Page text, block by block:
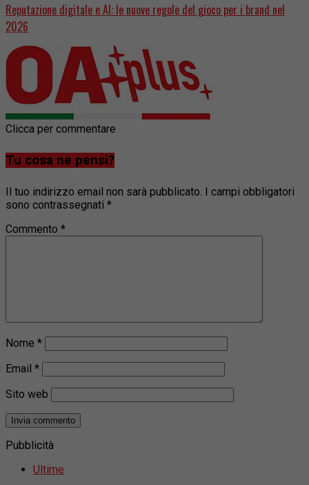
Reputazione digitale e AI: le nuove regole del gioco per i brand nel
2026
Clicca per commentare
Tu cosa ne pensi?
Il tuo indirizzo email non sarà pubblicato. I campi obbligatori
sono contrassegnati *
Commento *
Nome *
Email *
Sito web
Pubblicità
Ultime